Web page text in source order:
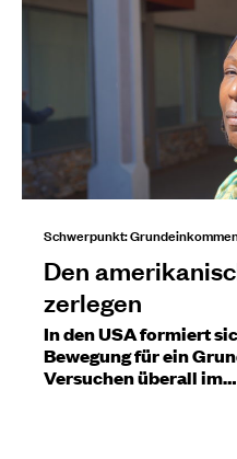
Schwerpunkt:
Den
zerlegen
In den USA formiert
Bewegung für ein
Versuchen überall im…